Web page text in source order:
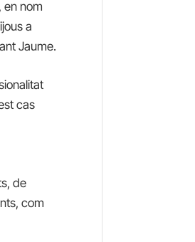
en nom
a
Jaume.
cas
de
com